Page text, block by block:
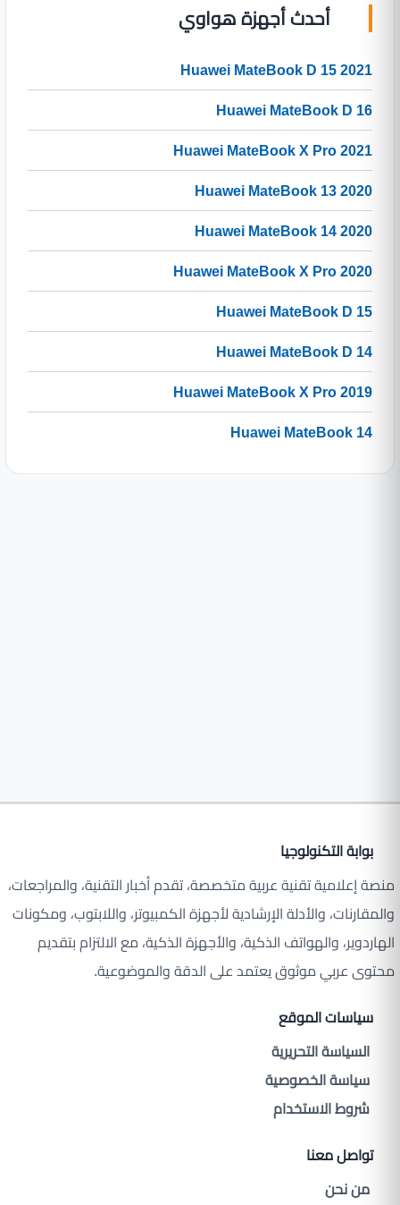
أحدث أجهزة هواوي
Huawei MateBook D 15 2021
Huawei MateBook D 16
Huawei MateBook X Pro 2021
Huawei MateBook 13 2020
Huawei MateBook 14 2020
Huawei MateBook X Pro 2020
Huawei MateBook D 15
Huawei MateBook D 14
Huawei MateBook X Pro 2019
Huawei MateBook 14
بوابة التكنولوجيا
منصة إعلامية تقنية عربية متخصصة، تقدم أخبار التقنية، والمراجعات،
والمقارنات، والأدلة الإرشادية لأجهزة الكمبيوتر، واللابتوب، ومكونات
الهاردوير، والهواتف الذكية، والأجهزة الذكية، مع الالتزام بتقديم
محتوى عربي موثوق يعتمد على الدقة والموضوعية.
سياسات الموقع
السياسة التحريرية
سياسة الخصوصية
شروط الاستخدام
تواصل معنا
من نحن